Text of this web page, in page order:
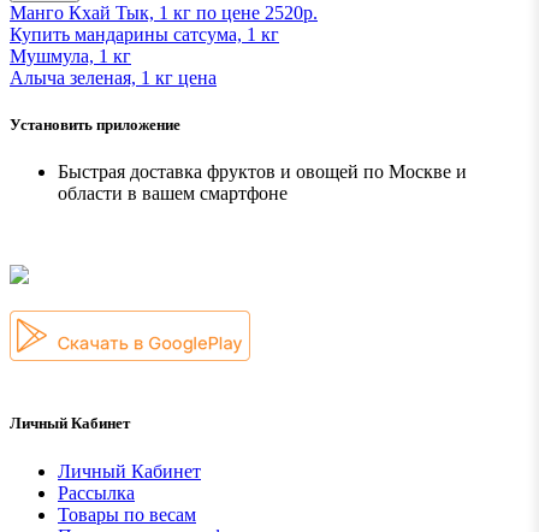
Манго Кхай Тык, 1 кг по цене 2520р.
Купить мандарины сатсума, 1 кг
Мушмула, 1 кг
Алыча зеленая, 1 кг ценa
Установить приложение
Быстрая доставка фруктов и овощей по Москве и
области в вашем смартфоне
Личный Кабинет
Личный Кабинет
Рассылка
Товары по весам